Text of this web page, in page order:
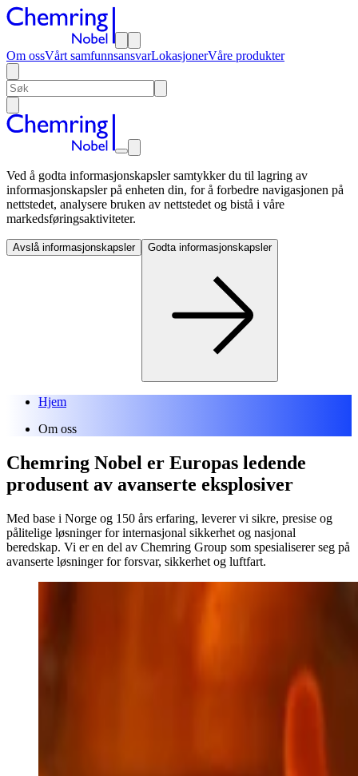
Om ossVårt samfunnsansvarLokasjonerVåre produkter
Ved å godta informasjonskapsler samtykker du til lagring av
informasjonskapsler på enheten din, for å forbedre navigasjonen på
nettstedet, analysere bruken av nettstedet og bistå i våre
markedsføringsaktiviteter.
Avslå informasjonskapsler Godta informasjonskapsler
Hjem
Om oss
Chemring Nobel er Europas ledende
produsent av avanserte eksplosiver
Med base i Norge og 150 års erfaring, leverer vi sikre, presise og
pålitelige løsninger for internasjonal sikkerhet og nasjonal
beredskap. Vi er en del av Chemring Group som spesialiserer seg på
avanserte løsninger for forsvar, sikkerhet og luftfart.